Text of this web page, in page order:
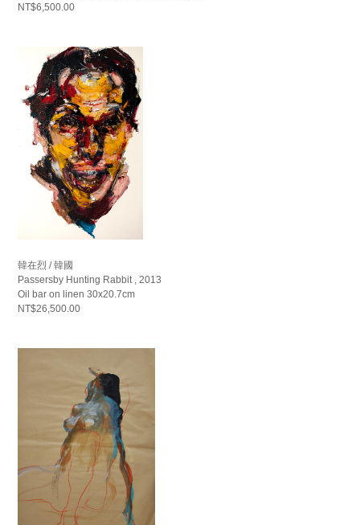
NT$6,500.00
韓在烈 / 韓國
Passersby Hunting Rabbit , 2013
Oil bar on linen 30x20.7cm
NT$26,500.00